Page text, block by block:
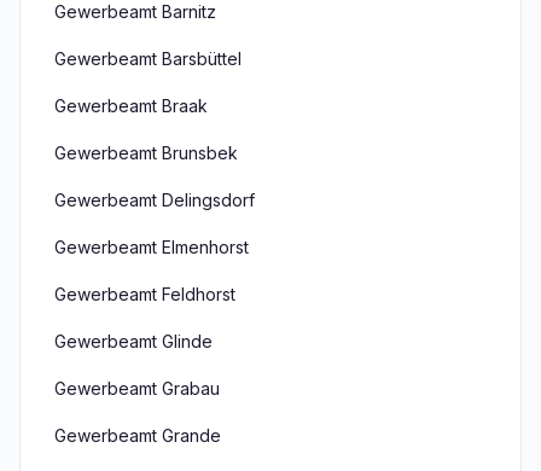
Gewerbeamt Barnitz
Gewerbeamt Barsbüttel
Gewerbeamt Braak
Gewerbeamt Brunsbek
Gewerbeamt Delingsdorf
Gewerbeamt Elmenhorst
Gewerbeamt Feldhorst
Gewerbeamt Glinde
Gewerbeamt Grabau
Gewerbeamt Grande